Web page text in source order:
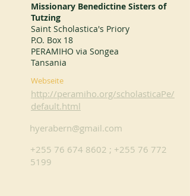
Missionary Benedictine Sisters of
Tutzing
Saint Scholastica's Priory
P.O. Box 18
PERAMIHO via Songea
Tansania
Webseite
http://peramiho.org/scholasticaPe/
default.html
hyerabern@gmail.com
+255 76 674 8602 ; +255 76 772
5199